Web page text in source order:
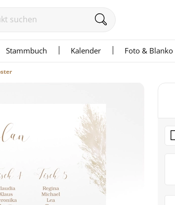
Stammbuch Kalender Foto & Blanko